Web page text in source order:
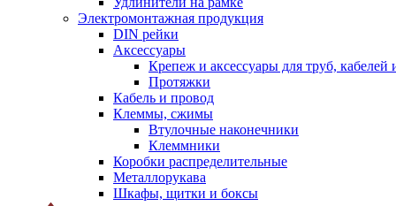
Электромонтажная продукция
DIN рейки
Аксессуары
Крепеж и аксессуары для труб, кабелей
Протяжки
Кабель и провод
Клеммы, сжимы
Втулочные наконечники
Клеммники
Коробки распределительные
Металлорукава
Шкафы, щитки и боксы